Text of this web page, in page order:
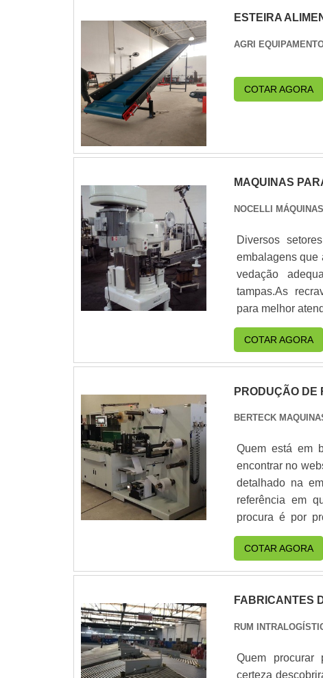
ESTEIRA
AGRI
COTAR AGORA
MAQUINAS
NOCELLI MÁQUINAS
Diversos
embalagens que
vedação
tampas.As
para melhor
como
benefícios do
COTAR AGORA
PRODUÇÃO DE
BERTECK
Quem está em
encontrar no
detalhado na
referência em
procura é por
encontrará
maneiras
clientes uma
atividades;
bula com
bula, sempre
COTAR AGORA
FABRICANTES
RUM
Quem procurar
certeza